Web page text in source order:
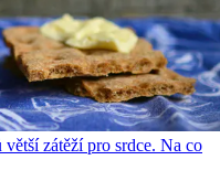
zátěží pro srdce. Na co